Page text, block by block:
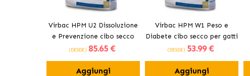
Virbac HPM U2 Dissoluzione
e Prevenzione cibo secco
per gatti
(DESDE) 85.65 €
Aggiungi
Virbac HPM W1 Peso e
Diabete cibo secco per gatti
(DESDE) 53.99 €
Aggiungi